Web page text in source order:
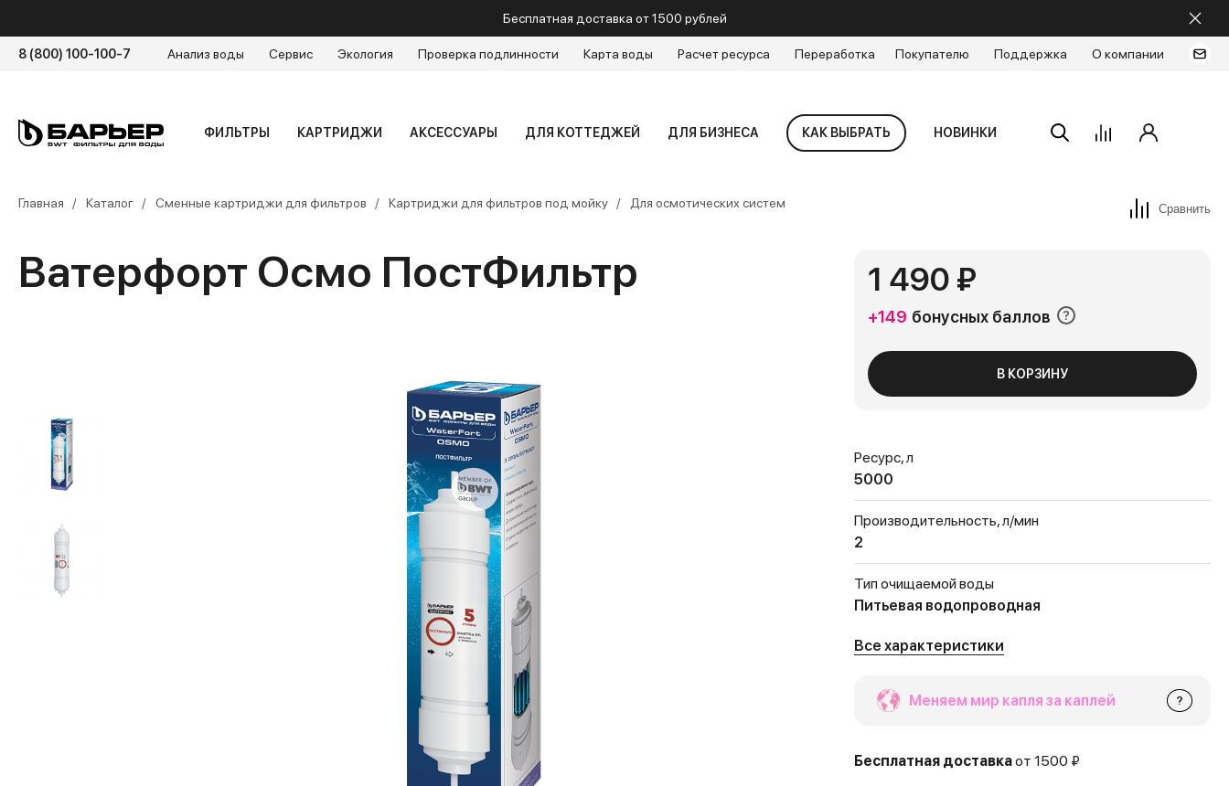
Бесплатная доставка от 1500 рублей
8 (800) 100-100-7 Анализ воды Сервис Экология Проверка подлинности Карта воды Расчет ресурса Переработка Покупателю Поддержка О компании
ФИЛЬТРЫ КАРТРИДЖИ АКСЕССУАРЫ ДЛЯ КОТТЕДЖЕЙ ДЛЯ БИЗНЕСА КАК ВЫБРАТЬ НОВИНКИ
Главная Каталог Сменные картриджи для фильтров Картриджи для фильтров под мойку Для осмотических систем Сравнить
Ватерфорт Осмо ПостФильтр 1 490 ₽
+149 бонусных баллов
В КОРЗИНУ
Ресурс, л
5000
Производительность, л/мин
2
Тип очищаемой воды
Питьевая водопроводная
Все характеристики
Меняем мир капля за каплей ?
Бесплатная доставкаот 1500 ₽